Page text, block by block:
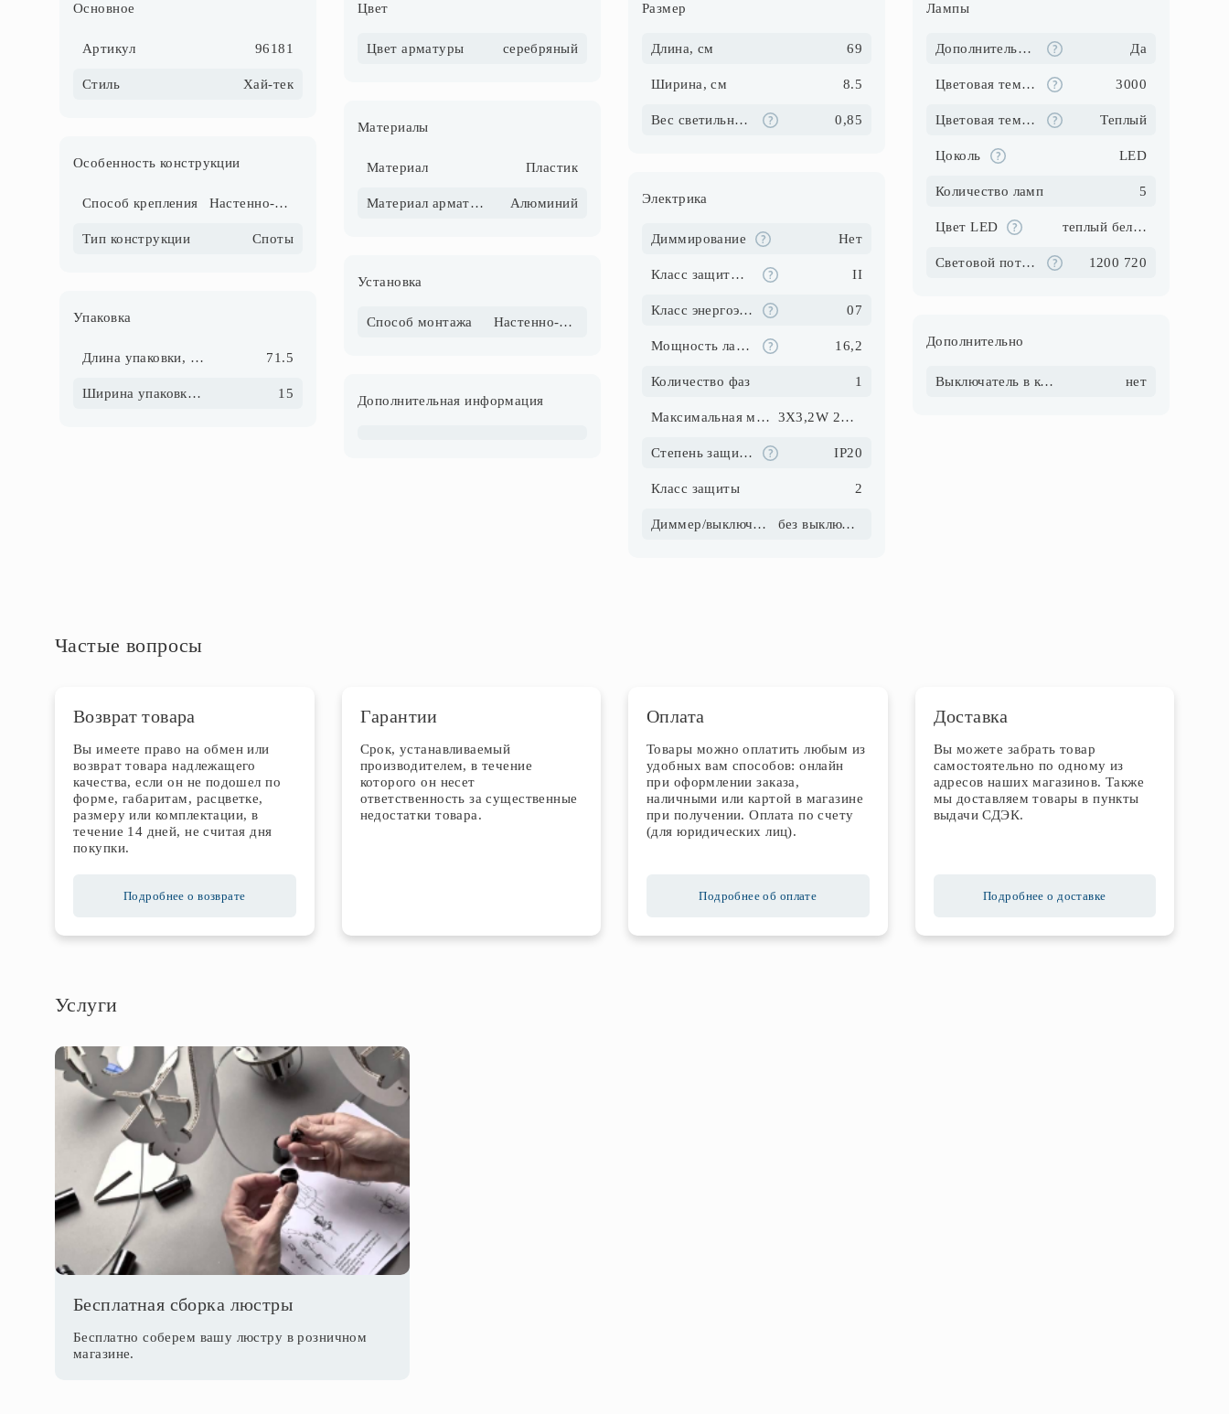
Основное
Артикул 96181
Стиль Хай-тек
Цвет
Цвет арматуры серебряный
Размер
Длина, см 69
Ширина, см 8.5
Вес светильника, кг 0,85
Лампы
Дополнительная подсветка Да
Цветовая температура (К) 3000
Цветовая температура Теплый
Цоколь LED
Количество ламп 5
Цвет LED теплый белый
Световой поток, Лм 1200 720
Материалы
Материал Пластик
Материал арматуры Алюминий
Особенность конструкции
Способ крепления Настенно-потолочный
Тип конструкции Споты
Электрика
Диммирование Нет
Класс защиты от поражения электрическим током II
Класс энергоэффективности 07
Мощность ламп, Вт 16,2
Количество фаз 1
Максимальная мощность, Вт 3X3,2W 2X3,3W
Степень защиты IP IP20
Класс защиты 2
Диммер/выключатель без выключателя
Установка
Способ монтажа Настенно-потолочный
Упаковка
Длина упаковки, см 71.5
Ширина упаковки, см 15
Дополнительно
Выключатель в комплекте
нет
Дополнительная информация
Частые вопросы
Возврат товара
Вы имеете право на обмен или
возврат товара надлежащего
качества, если он не подошел по
форме, габаритам, расцветке,
размеру или комплектации, в
течение 14 дней, не считая дня
покупки.
Подробнее о возврате
Гарантии
Срок, устанавливаемый
производителем, в течение
которого он несет
ответственность за существенные
недостатки товара.
Оплата
Товары можно оплатить любым из
удобных вам способов: онлайн
при оформлении заказа,
наличными или картой в магазине
при получении. Оплата по счету
(для юридических лиц).
Подробнее об оплате
Доставка
Вы можете забрать товар
самостоятельно по одному из
адресов наших магазинов. Также
мы доставляем товары в пункты
выдачи СДЭК.
Подробнее о доставке
Услуги
Бесплатная сборка люстры
Бесплатно соберем вашу люстру в розничном
магазине.